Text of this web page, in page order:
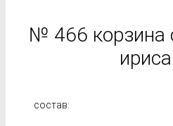
№ 466 корзина
состав: